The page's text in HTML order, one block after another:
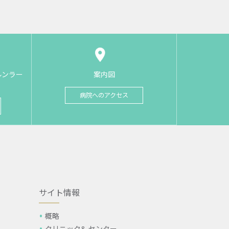
ラー 案内図
病院へのアクセス
サイト情報
概略